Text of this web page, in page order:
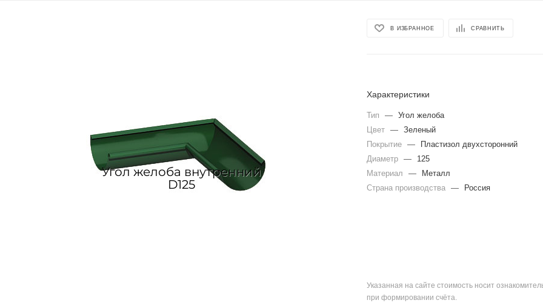
В ИЗБРАННОЕ СРАВНИТЬ
Характеристики
Тип —
Угол желоба
Цвет
—
Зеленый
Покрытие
—
Пластизол двухсторонний
Диаметр
—
125
Материал
—
Металл
Страна производства
— Россия
Указанная на сайте стоимость носит
при формировании счёта.